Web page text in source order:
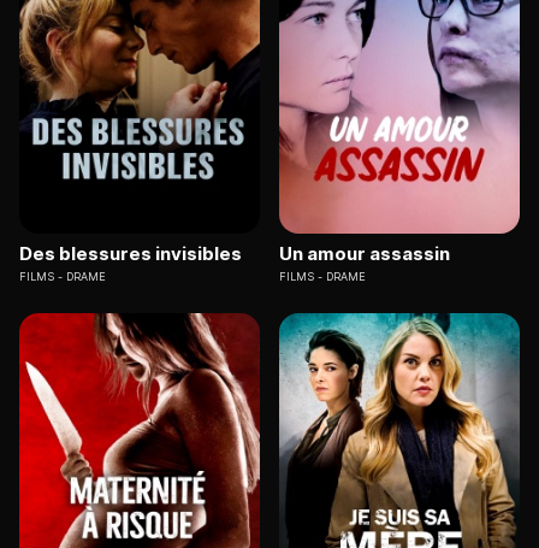
Des blessures invisibles
FILMS DRAME
Un amour assassin
FILMS DRAME